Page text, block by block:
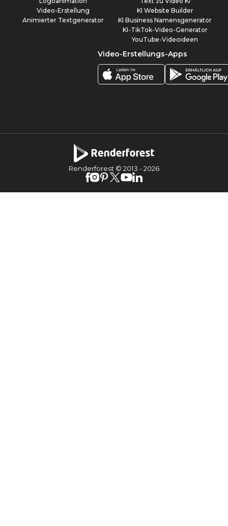
Video-Erstellung
Animierter Textgenerator
KI Website Builder
KI Business Namensgenerator
KI-TikTok-Video-Generator
YouTube-Videoideen
Video-Erstellungs-Apps
Renderforest © 2013 -2026